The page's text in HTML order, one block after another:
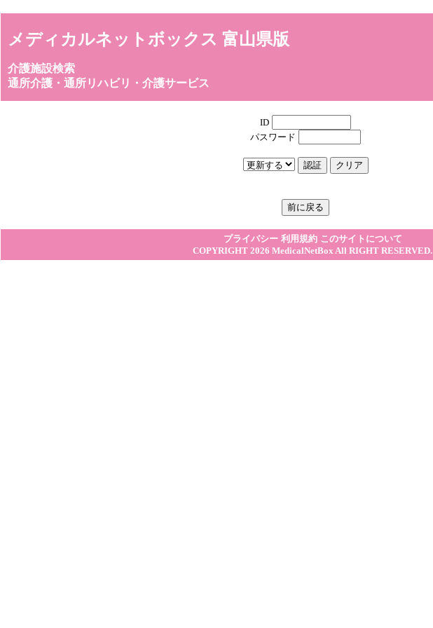
メディカルネットボックス 富山県版
介護施設検索
通所介護・通所リハビリ・介護サービス
ID
パスワード
プライバシー 利用規約 このサイトについて
COPYRIGHT 2026 MedicalNetBoxAll RIGHT RESERVED.